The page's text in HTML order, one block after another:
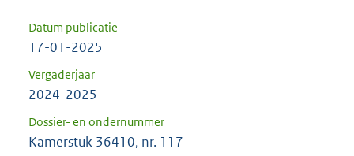
Datum publicatie
17-01-2025
Vergaderjaar
2024-2025
Dossier- en ondernummer
Kamerstuk 36410, nr. 117